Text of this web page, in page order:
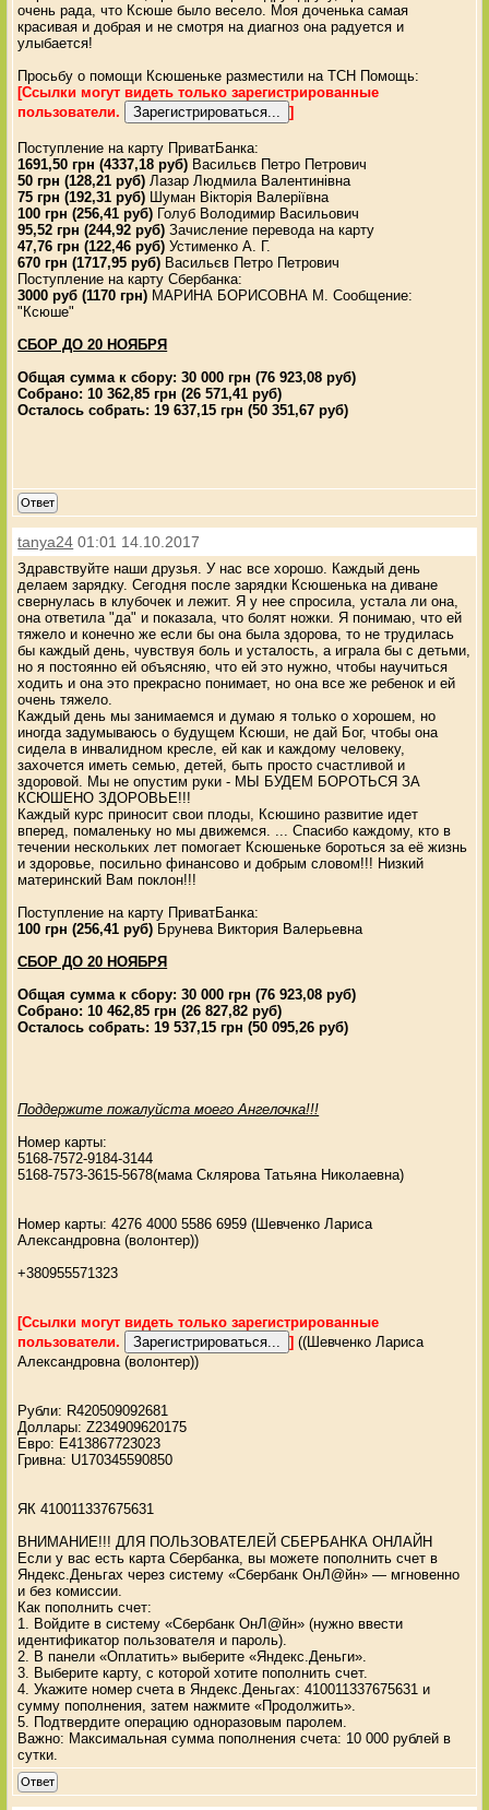
очень рада, что Ксюше было весело. Моя доченька самая
красивая и добрая и не смотря на диагноз она радуется и
улыбается!
Просьбу о помощи Ксюшеньке разместили на ТСН Помощь:
[Ссылки могут видеть только зарегистрированные
пользователи.
]
Поступление на карту ПриватБанка:
1691,50 грн (4337,18 руб) Васильєв Петро Петрович
50 грн (128,21 руб) Лазар Людмила Валентинівна
75 грн (192,31 руб) Шуман Вікторія Валеріївна
100 грн (256,41 руб) Голуб Володимир Васильович
95,52 грн (244,92 руб) Зачисление перевода на карту
47,76 грн (122,46 руб) Устименко А. Г.
670 грн (1717,95 руб) Васильєв Петро Петрович
Поступление на карту Сбербанка:
3000 руб (1170 грн) МАРИНА БОРИСОВНА М. Сообщение:
"Ксюше"
СБОР ДО 20 НОЯБРЯ
Общая сумма к сбору: 30 000 грн (76 923,08 руб)
Собрано: 10 362,85 грн (26 571,41 руб)
Осталось собрать: 19 637,15 грн (50 351,67 руб)
Ответ
tanya24 01:01 14.10.2017
Здравствуйте наши друзья. У нас все хорошо. Каждый день
делаем зарядку. Сегодня после зарядки Ксюшенька на диване
свернулась в клубочек и лежит. Я у нее спросила, устала ли она,
она ответила "да" и показала, что болят ножки. Я понимаю, что ей
тяжело и конечно же если бы она была здорова, то не трудилась
бы каждый день, чувствуя боль и усталость, а играла бы с детьми,
но я постоянно ей объясняю, что ей это нужно, чтобы научиться
ходить и она это прекрасно понимает, но она все же ребенок и ей
очень тяжело.
Каждый день мы занимаемся и думаю я только о хорошем, но
иногда задумываюсь о будущем Ксюши, не дай Бог, чтобы она
сидела в инвалидном кресле, ей как и каждому человеку,
захочется иметь семью, детей, быть просто счастливой и
здоровой. Мы не опустим руки - МЫ БУДЕМ БОРОТЬСЯ ЗА
КСЮШЕНО ЗДОРОВЬЕ!!!
Каждый курс приносит свои плоды, Ксюшино развитие идет
вперед, помаленьку но мы движемся. ... Спасибо каждому, кто в
течении нескольких лет помогает Ксюшеньке бороться за её жизнь
и здоровье, посильно финансово и добрым словом!!! Низкий
материнский Вам поклон!!!
Поступление на карту ПриватБанка:
100 грн (256,41 руб) Брунева Виктория Валерьевна
СБОР ДО 20 НОЯБРЯ
Общая сумма к сбору: 30 000 грн (76 923,08 руб)
Собрано: 10 462,85 грн (26 827,82 руб)
Осталось собрать: 19 537,15 грн (50 095,26 руб)
Поддержите пожалуйста моего Ангелочка!!!
Номер карты:
5168-7572-9184-3144
5168-7573-3615-5678(мама Склярова Татьяна Николаевна)
Номер карты: 4276 4000 5586 6959 (Шевченко Лариса
Александровна (волонтер))
+380955571323
[Ссылки могут видеть только зарегистрированные
пользователи.
] ((Шевченко Лариса
Александровна (волонтер))
Рубли: R420509092681
Доллары: Z234909620175
Евро: E413867723023
Гривна: U170345590850
ЯК 410011337675631
ВНИМАНИЕ!!! ДЛЯ ПОЛЬЗОВАТЕЛЕЙ СБЕРБАНКА ОНЛАЙН
Если у вас есть карта Сбербанка, вы можете пополнить счет в
Яндекс.Деньгах через систему «Сбербанк ОнЛ@йн» — мгновенно
и без комиссии.
Как пополнить счет:
1. Войдите в систему «Сбербанк ОнЛ@йн» (нужно ввести
идентификатор пользователя и пароль).
2. В панели «Оплатить» выберите «Яндекс.Деньги».
3. Выберите карту, с которой хотите пополнить счет.
4. Укажите номер счета в Яндекс.Деньгах: 410011337675631 и
сумму пополнения, затем нажмите «Продолжить».
5. Подтвердите операцию одноразовым паролем.
Важно: Максимальная сумма пополнения счета: 10 000 рублей в
сутки.
Ответ